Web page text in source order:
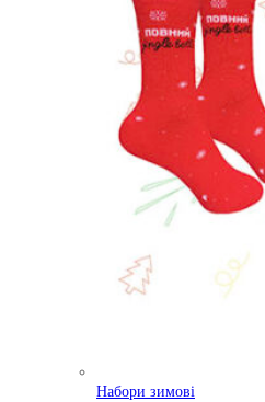
Набори зимові